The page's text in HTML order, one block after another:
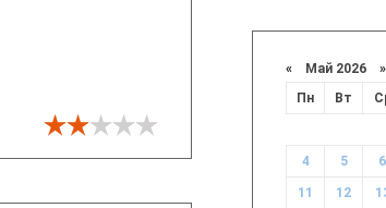
« Май 2026 »
Пн
Вт
4 5 6
11 12